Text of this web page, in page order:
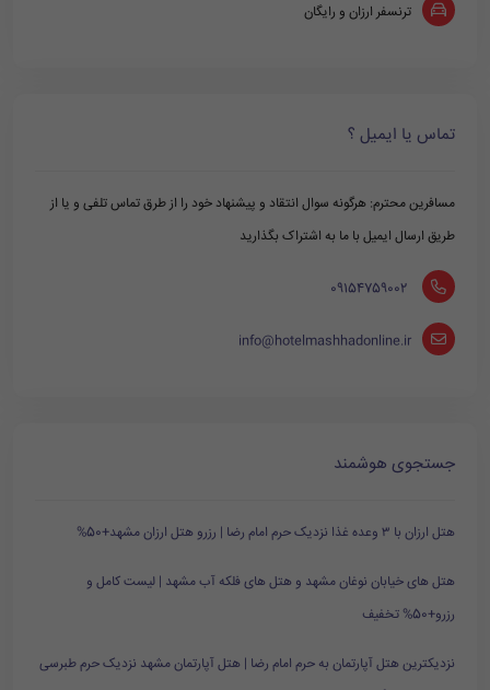
ترنسفر ارزان و رایگان
تماس یا ایمیل ؟
مسافرین محترم: هرگونه سوال انتقاد و پیشنهاد خود را از طرق تماس تلفی و یا از
طریق ارسال ایمیل با ما به اشتراک بگذارید
‪ 09154759002
info@hotelmashhadonline.ir
جستجوی هوشمند
هتل ارزان با ۳ وعده غذا نزدیک حرم امام رضا | رزرو هتل ارزان مشهد+50%
هتل های خیابان نوغان مشهد و هتل های فلکه آب مشهد | لیست کامل و
رزرو+50% تخفیف
نزدیکترین هتل آپارتمان به حرم امام رضا | هتل آپارتمان مشهد نزدیک حرم طبرسی